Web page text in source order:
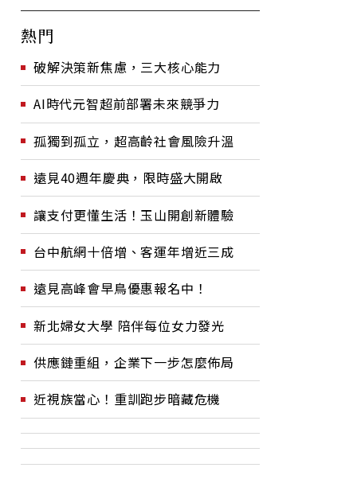
熱門
破解決策新焦慮，三大核心能力
AI時代元智超前部署未來競爭力
孤獨到孤立，超高齡社會風險升溫
遠見40週年慶典，限時盛大開啟
讓支付更懂生活！玉山開創新體驗
台中航網十倍增、客運年增近三成
遠見高峰會早鳥優惠報名中！
新北婦女大學 陪伴每位女力發光
供應鏈重組，企業下一步怎麼佈局
近視族當心！重訓跑步暗藏危機